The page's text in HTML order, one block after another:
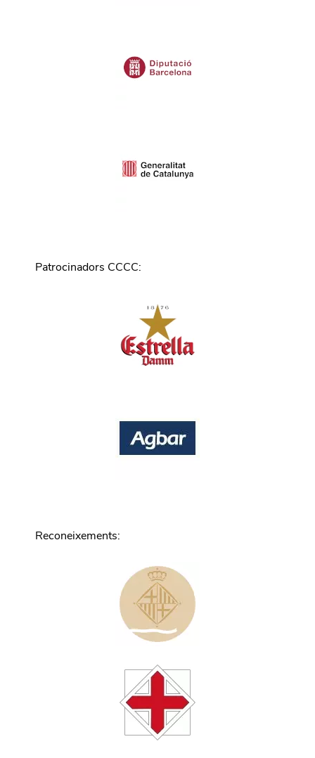
Patrocinadors CCCC:
Reconeixements: